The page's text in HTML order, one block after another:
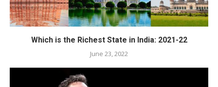
Which is the Richest State in India: 2021-22
June 23, 2022